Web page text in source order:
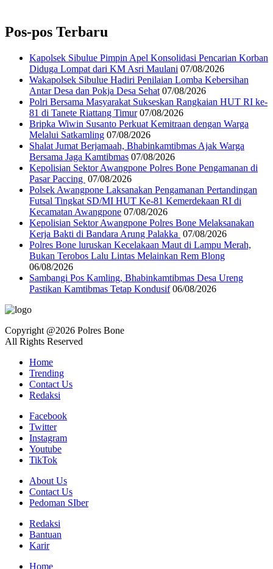
Pos-pos Terbaru
Kapolsek Sibulue Pimpin Apel Konsolidasi Pencarian Korban
Diduga Lompat dari KM Asri Maulani 07/08/2026
Wakapolsek Sibulue Hadiri Penilaian Lomba Kebersihan
Antar Desa dan Pokja Desa Sehat 07/08/2026
Polri Bersama Masyarakat Sukseskan Rangkaian HUT RI ke-
81 di Tanete Riattang Timur 07/08/2026
Bripka Wiwin Susanto Perkuat Kemitraan dengan Warga
Melalui Satkamling 07/08/2026
Shalat Jumat Berjamaah, Bhabinkamtibmas Ajak Warga
Bersama Jaga Kamtibmas 07/08/2026
Kepolisian Sektor Awangpone Polres Bone Pengamanan di
Pasar Paccing ‎ 07/08/2026
Polsek Awangpone Laksanakan Pengamanan Pertandingan
Futsal Tingkat SD/MI HUT Ke-81 Kemerdekaan RI di
Kecamatan Awangpone 07/08/2026
‎Kepolisian Sektor Awangpone Polres Bone Melaksanakan
Kerja Bakti di Bandara Arung Palakka ‎ 07/08/2026
Polres Bone luruskan Kecelakaan Maut di Lampu Merah,
Bukan Terobos Lalu Lintas Melainkan Rem Blong
06/08/2026
Sambangi Pos Kamling, Bhabinkamtibmas Desa Ureng
Pastikan Kamtibmas Tetap Kondusif 06/08/2026
Copyright @2026 Polres Bone
All Rights Reserved
Home
Trending
Contact Us
Redaksi
Facebook
Twitter
Instagram
Youtube
TikTok
About Us
Contact Us
Pedoman SIber
Redaksi
Bantuan
Karir
Home